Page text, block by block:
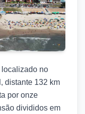
no
distante 132 km
por onze
divididos em